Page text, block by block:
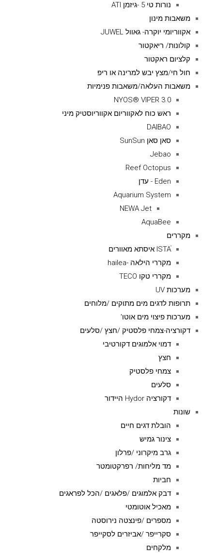
נורות טי 5 -גיזמן ATI
משאבות מינון
אקווריומי יוקרה- גאוול JUWEL
קולונות/ ריאקטור
קלציום ראקטור
חול חי/מצץ יבש למרינה או ריפ
משאבות העלאה/משאבות פנימיות
NYOS® VIPER 3.0
ראש כוח לאקווריום אקווריוסטיק מיני
DAIBAO
סאן סאן SunSun
Jebao
Reef Octopus
Eden - עדן
Aquarium System
NEWA Jet
AquaBee
מקררים
ISTAׁׂ איסתא מאוורים
מקררי הילאה -hailea
מקררי טקו TECO
מערכות UV
תרופות לדגים מים מתוקים /מלוחים
מערכות פיצוי מים אוטו'
דקורציה-צמחי פלסטיק /חצץ /סלעים
דמוי אלמוגים דקורטיבי
חצץ
צמחי פלסטיק
סלעים
דקורציה Hydor היידור
שונות
הובלת דגים חיים
צינור גמיש
גרב מיקרוני /פרלון
מד מליחות/ רפרקטומטר
חביות
דבק אלמוגים /פלאגים /הכל לפראגים
מאכיל אוטומטי
מספרים /פינצטה נירוסטה
סקרייפר /אביזרים לסקייפר
מלקחים